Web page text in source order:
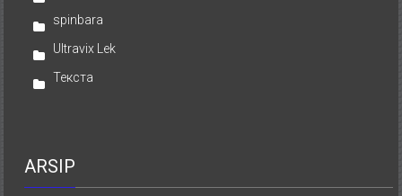
spinbara
Ultravix Lek
Текста
ARSIP